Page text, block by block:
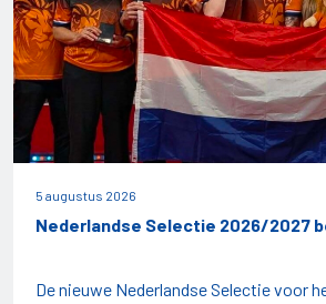
5 augustus 2026
Nederlandse Selectie 2026/2027
De nieuwe Nederlandse Selectie voor